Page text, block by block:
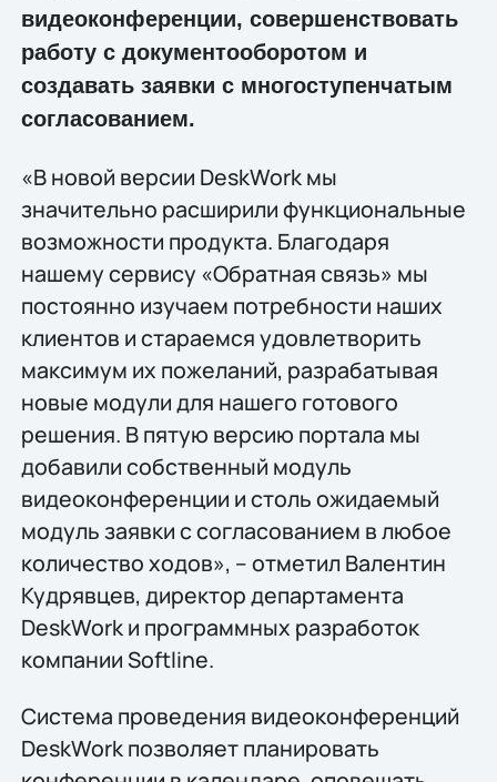
видеоконференции, совершенствовать
работу с документооборотом и
создавать заявки с многоступенчатым
согласованием.
«В новой версии DeskWork мы
значительно расширили функциональные
возможности продукта. Благодаря
нашему сервису «Обратная связь» мы
постоянно изучаем потребности наших
клиентов и стараемся удовлетворить
максимум их пожеланий, разрабатывая
новые модули для нашего готового
решения. В пятую версию портала мы
добавили собственный модуль
видеоконференции и столь ожидаемый
модуль заявки с согласованием в любое
количество ходов», – отметил Валентин
Кудрявцев, директор департамента
DeskWork и программных разработок
компании Softline.
Система проведения видеоконференций
DeskWork позволяет планировать